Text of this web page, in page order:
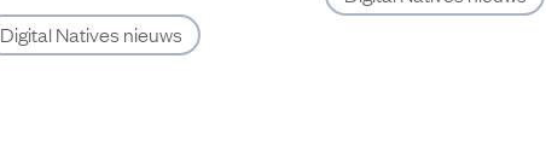
Digital Natives nieuws